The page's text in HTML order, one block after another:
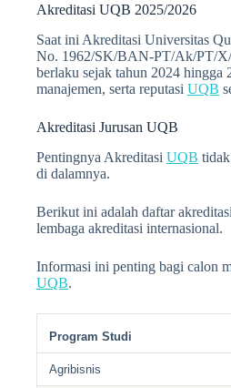
Akreditasi UQB 2025/2026
Saat ini Akreditasi Universitas
No. 1962/SK/BAN-PT/Ak/PT/X/
berlaku sejak tahun 2024 hingga
manajemen, serta reputasi UQB
Akreditasi Jurusan UQB
Pentingnya Akreditasi UQB
di dalamnya.
Berikut ini adalah daftar
lembaga akreditasi internasional.
Informasi ini penting bagi calon
UQB.
Program Studi
Agribisnis